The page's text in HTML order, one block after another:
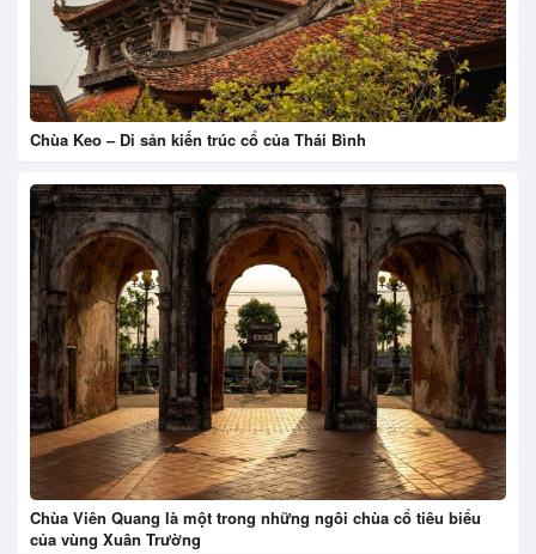
Chùa Keo – Di sản kiến trúc cổ của Thái Bình
Chùa Viên Quang là một trong những ngôi chùa cổ tiêu biểu
của vùng Xuân Trường